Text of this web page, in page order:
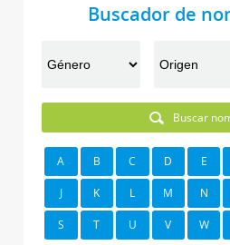
Buscador de
Buscar
A B C D E
J K L M N
S T U V W